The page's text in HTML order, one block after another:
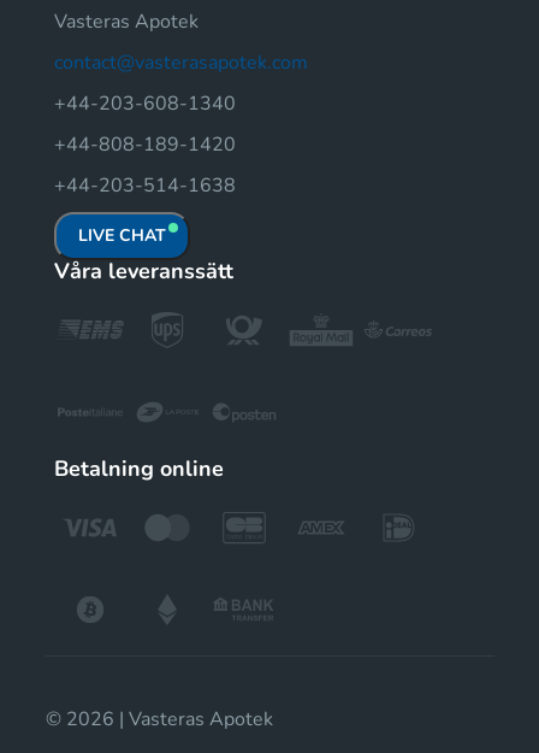
Vasteras Apotek
contact@vasterasapotek.com
+44-203-608-1340
+44-808-189-1420
+44-203-514-1638
LIVE CHAT
Våra leveranssätt
Betalning online
© 2026 | Vasteras Apotek